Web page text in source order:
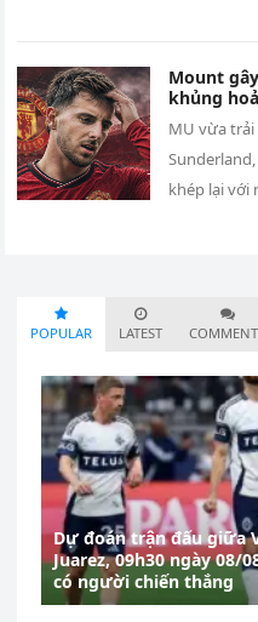
Mount
khủng
MU vừa
khép lại với
POPULAR LATEST
Dự đoán trận đấu giữa
Juarez, 09h30 ngày
có người chiến thắng